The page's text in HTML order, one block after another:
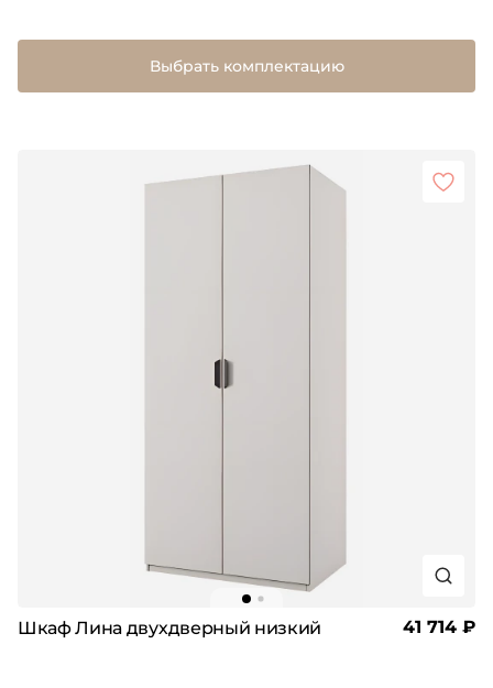
Выбрать комплектацию
Шкаф Лина двухдверный низкий 41 714 ₽